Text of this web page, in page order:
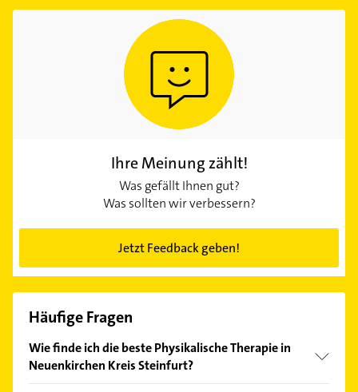
Ihre Meinung zählt!
Was gefällt Ihnen gut?
Was sollten wir verbessern?
Jetzt Feedback geben!
Häufige Fragen
Wie finde ich die beste Physikalische Therapie in
Neuenkirchen Kreis Steinfurt?